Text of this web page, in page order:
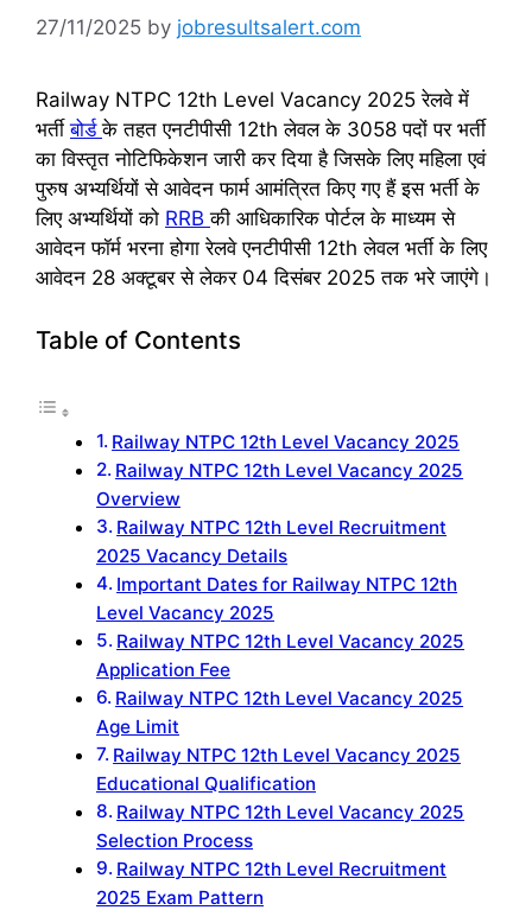
27/11/2025 by jobresultsalert.com
Railway NTPC 12th Level Vacancy 2025 रेलवे में
भर्तीबोर्डके तहत एनटीपीसी 12th लेवल के 3058 पदों पर भर्ती
का विस्तृत नोटिफिकेशन जारी कर दिया है जिसके लिए महिला एवं
पुरुष अभ्यर्थियों से आवेदन फार्म आमंत्रित किए गए हैं इस भर्ती के
लिए अभ्यर्थियों को RRBकी आधिकारिक पोर्टल के माध्यम से
आवेदन फॉर्म भरना होगा रेलवे एनटीपीसी 12th लेवल भर्ती के लिए
आवेदन 28 अक्टूबर से लेकर 04 दिसंबर 2025 तक भरे जाएंगे।
Table of Contents
Railway NTPC 12th Level Vacancy 2025
Railway NTPC 12th Level Vacancy 2025
Overview
Railway NTPC 12th Level Recruitment
2025 Vacancy Details
Important Dates for Railway NTPC 12th
Level Vacancy 2025
Railway NTPC 12th Level Vacancy 2025
Application Fee
Railway NTPC 12th Level Vacancy 2025
Age Limit
Railway NTPC 12th Level Vacancy 2025
Educational Qualification
Railway NTPC 12th Level Vacancy 2025
Selection Process
Railway NTPC 12th Level Recruitment
2025 Exam Pattern